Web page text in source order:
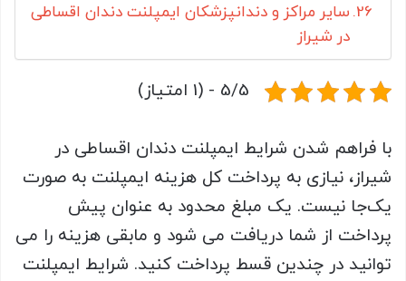
سایر مراکز و دندانپزشکان ایمپلنت دندان اقساطی
در شیراز
5/5 - (1 امتیاز)
با فراهم شدن شرایط ایمپلنت دندان اقساطی در
شیراز، نیازی به پرداخت کل هزینه ایمپلنت به صورت
یک‌جا نیست. یک مبلغ محدود به عنوان پیش
پرداخت از شما دریافت می شود و مابقی هزینه را می
توانید در چندین قسط پرداخت کنید. شرایط ایمپلنت